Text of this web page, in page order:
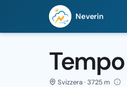
Neverin
Svizzera · 3725 m